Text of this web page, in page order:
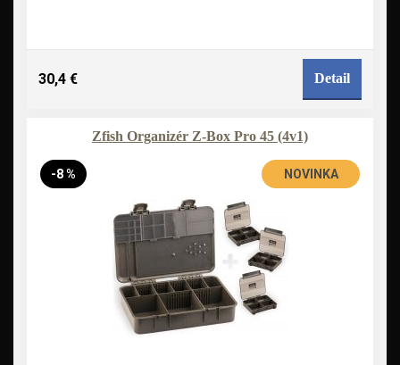
30,4 € Detail
Zfish Organizér Z-Box Pro 45 (4v1)
-8 % NOVINKA